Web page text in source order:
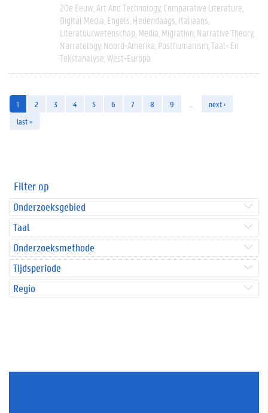
20e Eeuw Art And Technology Comparative Literature
Digital Media Engels Hedendaags Italiaans
Literatuurwetenschap Media Migration Narrative Theory
Narratology Noord-Amerika Posthumanism Taal- En
Tekstanalyse West-Europa
1 2 3 4 5 6 7 8 9
next ›
last »
Filter op
Onderzoeksgebied
Taal
Onderzoeksmethode
Tijdsperiode
Regio